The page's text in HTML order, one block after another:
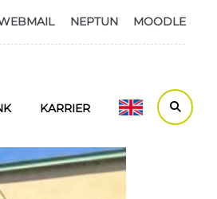
NEPTUN MOODLE
KARRIER